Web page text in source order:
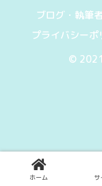
ブログ・執筆
プライバシーポ
©
ホーム サ